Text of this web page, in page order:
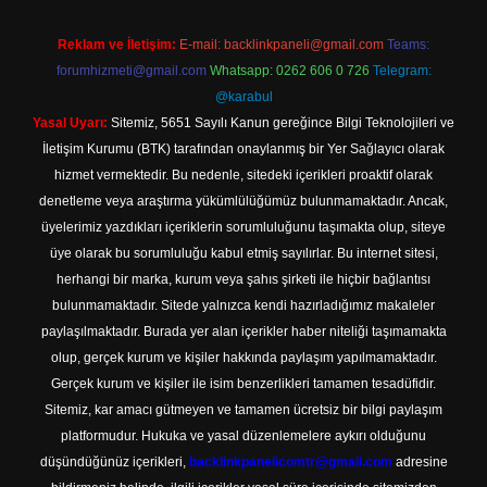
Reklam ve İletişim: E-mail: backlinkpaneli@gmail.com Teams:
forumhizmeti@gmail.com Whatsapp: 0262 606 0 726 Telegram:
@karabul
Yasal Uyarı: Sitemiz, 5651 Sayılı Kanun gereğince Bilgi Teknolojileri ve
İletişim Kurumu (BTK) tarafından onaylanmış bir Yer Sağlayıcı olarak
hizmet vermektedir. Bu nedenle, sitedeki içerikleri proaktif olarak
denetleme veya araştırma yükümlülüğümüz bulunmamaktadır. Ancak,
üyelerimiz yazdıkları içeriklerin sorumluluğunu taşımakta olup, siteye
üye olarak bu sorumluluğu kabul etmiş sayılırlar. Bu internet sitesi,
herhangi bir marka, kurum veya şahıs şirketi ile hiçbir bağlantısı
bulunmamaktadır. Sitede yalnızca kendi hazırladığımız makaleler
paylaşılmaktadır. Burada yer alan içerikler haber niteliği taşımamakta
olup, gerçek kurum ve kişiler hakkında paylaşım yapılmamaktadır.
Gerçek kurum ve kişiler ile isim benzerlikleri tamamen tesadüfidir.
Sitemiz, kar amacı gütmeyen ve tamamen ücretsiz bir bilgi paylaşım
platformudur. Hukuka ve yasal düzenlemelere aykırı olduğunu
düşündüğünüz içerikleri, backlinkpanelicomtr@gmail.com adresine